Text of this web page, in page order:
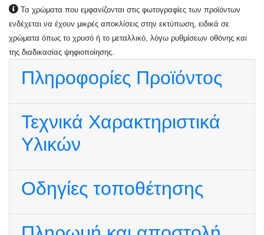
Τα χρώματα που εμφανίζονται στις φωτογραφίες των προϊόντων
ενδέχεται να έχουν μικρές αποκλίσεις στην εκτύπωση, ειδικά σε
χρώματα όπως το χρυσό ή το μεταλλικό, λόγω ρυθμίσεων οθόνης και
της διαδικασίας ψηφιοποίησης.
Πληροφορίες Προϊόντος
Τεχνικά Χαρακτηριστικά
Υλικών
Οδηγίες τοποθέτησης